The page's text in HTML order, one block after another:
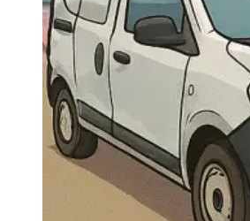
Dacia Duster
Navigatie Duster
Navigatie Duster
Audi
Navigatie Audi
Navigatie Audi
Navigatie Audi
Navigatie Audi
Navigatie Audi
Navigatie Audi A5
Navigatie Audi A6
Navigatie Audi
Navigatie Audi